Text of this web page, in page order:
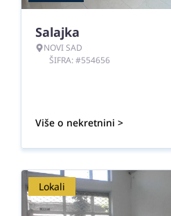
Salajka
NOVI SAD
ŠIFRA: #554656
Više o nekretnini >
Lokali